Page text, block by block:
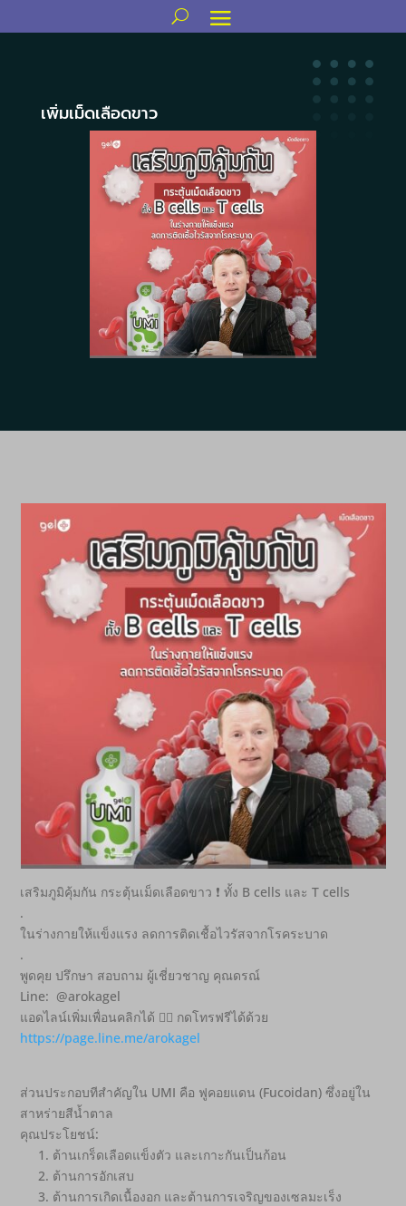
เพิ่มเม็ดเลือดขาว
เสริมภูมิคุ้มกัน กระตุ้นเม็ดเลือดขาว ❗ ทั้ง B cells และ T cells
.
ในร่างกายให้แข็งแรง ลดการติดเชื้อไวรัสจากโรคระบาด
.
พูดคุย ปรึกษา สอบถาม ผู้เชี่ยวชาญ คุณดรณ์
Line: @arokagel
แอดไลน์เพิ่มเพื่อนคลิกได้ 👇🏻 กดโทรฟรีได้ด้วย
https://page.line.me/arokagel
ส่วนประกอบทีสำคัญใน UMI คือ ฟูคอยแดน (Fucoidan) ซึ่งอยู่ใน
สาหร่ายสีน้ำตาล
คุณประโยชน์:
1. ต้านเกร็ดเลือดแข็งตัว และเกาะกันเป็นก้อน
2. ต้านการอักเสบ
3. ต้านการเกิดเนื้องอก และต้านการเจริญของเซลมะเร็ง